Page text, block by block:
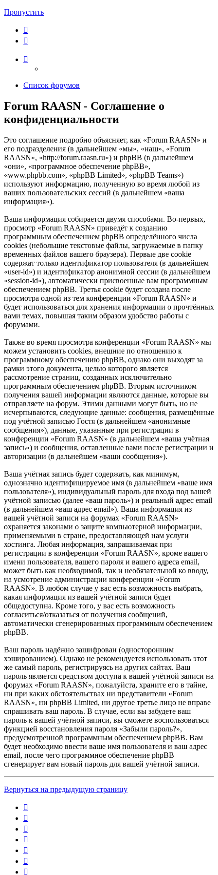
Пропустить
Список форумов
Forum RAASN - Соглашение о
конфиденциальности
Это соглашение подробно объясняет, как «Forum RAASN» и
его подразделения (в дальнейшем «мы», «наш», «Forum
RAASN», «http://forum.raasn.ru») и phpBB (в дальнейшем
«они», «программное обеспечение phpBB»,
«www.phpbb.com», «phpBB Limited», «phpBB Teams»)
используют информацию, полученную во время любой из
ваших пользовательских сессий (в дальнейшем «ваша
информация»).
Ваша информация собирается двумя способами. Во-первых,
просмотр «Forum RAASN» приведёт к созданию
программным обеспечением phpBB определённого числа
cookies (небольшие текстовые файлы, загружаемые в папку
временных файлов вашего браузера). Первые две cookie
содержат только идентификатор пользователя (в дальнейшем
«user-id») и идентификатор анонимной сессии (в дальнейшем
«session-id»), автоматически присвоенные вам программным
обеспечением phpBB. Третья cookie будет создана после
просмотра одной из тем конференции «Forum RAASN» и
будет использоваться для хранения информации о прочтённых
вами темах, повышая таким образом удобство работы с
форумами.
Также во время просмотра конференции «Forum RAASN» мы
можем установить cookies, внешние по отношению к
программному обеспечению phpBB, однако они выходят за
рамки этого документа, целью которого является
рассмотрение страниц, созданных исключительно
программным обеспечением phpBB. Вторым источником
получения вашей информации являются данные, которые вы
отправляете на форум. Этими данными могут быть, но не
исчерпываются, следующие данные: сообщения, размещённые
под учётной записью Гостя (в дальнейшем «анонимные
сообщения»), данные, указанные при регистрации в
конференции «Forum RAASN» (в дальнейшем «ваша учётная
запись») и сообщения, оставленные вами после регистрации и
авторизации (в дальнейшем «ваши сообщения»).
Ваша учётная запись будет содержать, как минимум,
однозначно идентифицируемое имя (в дальнейшем «ваше имя
пользователя»), индивидуальный пароль для входа под вашей
учётной записью (далее «ваш пароль») и реальный адрес email
(в дальнейшем «ваш адрес email»). Ваша информация из
вашей учётной записи на форумах «Forum RAASN»
охраняется законами о защите компьютерной информации,
применяемыми в стране, предоставляющей нам услуги
хостинга. Любая информация, запрашиваемая при
регистрации в конференции «Forum RAASN», кроме вашего
имени пользователя, вашего пароля и вашего адреса email,
может быть как необходимой, так и необязательной ко вводу,
на усмотрение администрации конференции «Forum
RAASN». В любом случае у вас есть возможность выбрать,
какая информация из вашей учётной записи будет
общедоступна. Кроме того, у вас есть возможность
согласиться/отказаться от получения сообщений,
автоматически сгенерированных программным обеспечением
phpBB.
Ваш пароль надёжно зашифрован (односторонним
хэшированием). Однако не рекомендуется использовать этот
же самый пароль, регистрируясь на других сайтах. Ваш
пароль является средством доступа к вашей учётной записи на
форумах «Forum RAASN», пожалуйста, храните его в тайне,
ни при каких обстоятельствах ни представители «Forum
RAASN», ни phpBB Limited, ни другое третье лицо не вправе
спрашивать ваш пароль. В случае, если вы забудете ваш
пароль к вашей учётной записи, вы сможете воспользоваться
функцией восстановления пароля «Забыли пароль?»,
предусмотренной программным обеспечением phpBB. Вам
будет необходимо ввести ваше имя пользователя и ваш адрес
email, после чего программное обеспечение phpBB
сгенерирует вам новый пароль для вашей учётной записи.
Вернуться на предыдущую страницу